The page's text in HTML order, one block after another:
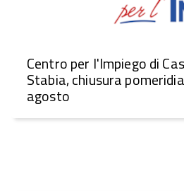
Centro per l'Impiego di
Stabia, chiusura
agosto